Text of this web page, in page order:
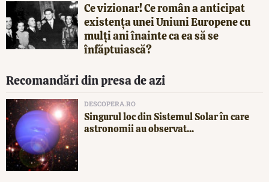
Ce vizionar! Ce român a anticipat
existența unei Uniuni Europene cu
mulți ani înainte ca ea să se
înfăptuiască?
Recomandări din presa de azi
DESCOPERA.RO
Singurul loc din Sistemul Solar în care
astronomii au observat...